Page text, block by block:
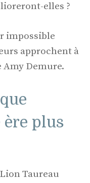
elles ?
impossible
approchent à
Amy Demure.
plus
Taureau